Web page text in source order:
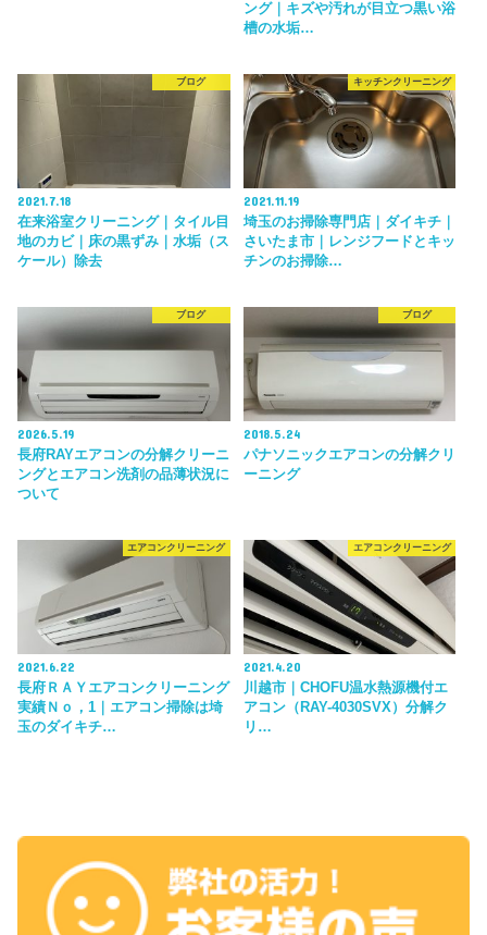
ング｜キズや汚れが目立つ黒い浴
槽の水垢…
ブログ
2021.7.18
在来浴室クリーニング｜タイル目
地のカビ｜床の黒ずみ｜水垢（ス
ケール）除去
キッチンクリーニング
2021.11.19
埼玉のお掃除専門店｜ダイキチ｜
さいたま市｜レンジフードとキッ
チンのお掃除…
ブログ
2026.5.19
長府RAYエアコンの分解クリーニ
ングとエアコン洗剤の品薄状況に
ついて
ブログ
2018.5.24
パナソニックエアコンの分解クリ
ーニング
エアコンクリーニング
2021.6.22
長府ＲＡＹエアコンクリーニング
実績Ｎｏ，1｜エアコン掃除は埼
玉のダイキチ…
エアコンクリーニング
2021.4.20
川越市｜CHOFU温水熱源機付エ
アコン（RAY-4030SVX）分解ク
リ…